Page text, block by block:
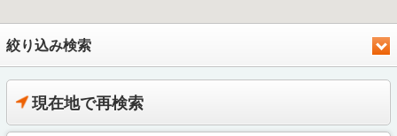
絞り込み検索
現在地で再検索